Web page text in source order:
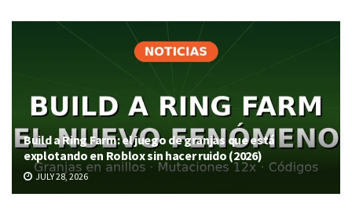
Build a Ring Farm: el juego de granjas que está
explotando en Roblox sin hacer ruido (2026)
JULY 28, 2026